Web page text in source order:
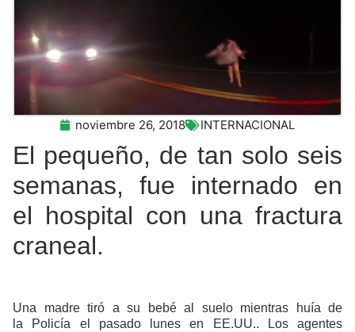
noviembre 26, 2018 INTERNACIONAL
El pequeño, de tan solo seis
semanas, fue internado en
el hospital con una fractura
craneal.
Una madre tiró a su bebé al suelo mientras huía de
la Policía el pasado lunes en EE.UU.. Los agentes